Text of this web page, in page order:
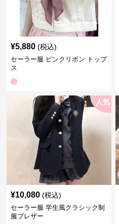
¥5,880 (税込)
セーラー服 ピンクリボン トップ
ス
人気
¥10,080 (税込)
セーラー服 学生風クラシック制
服ブレザー